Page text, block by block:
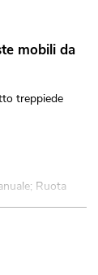
mobili da
treppiede
Ruota